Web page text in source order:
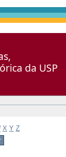
da USP
X Y Z